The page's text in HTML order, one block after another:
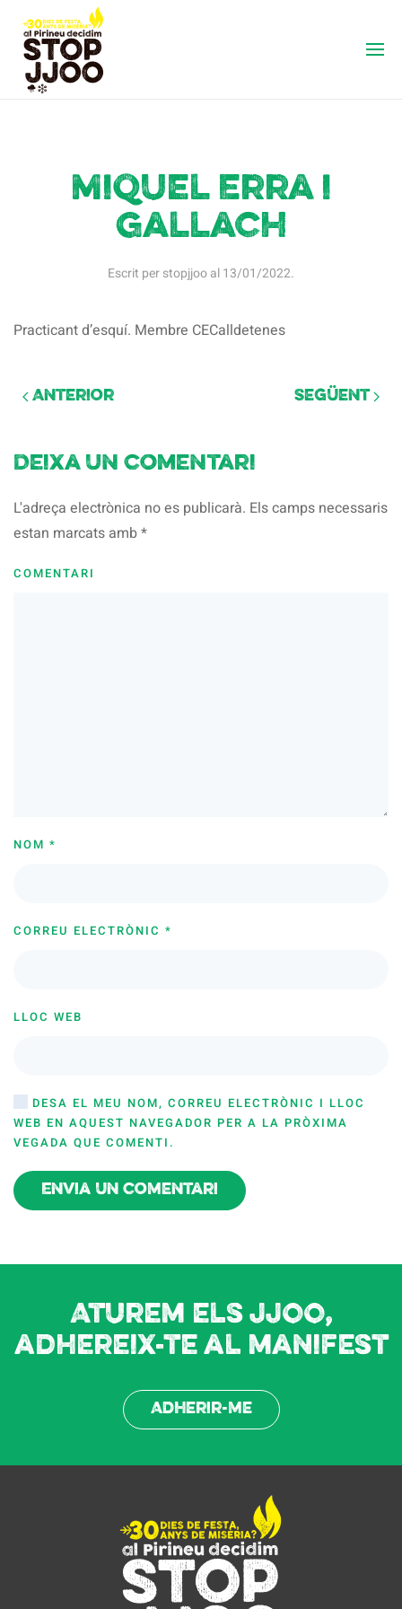
Miquel Erra i
Gallach
Escrit perstopjjooal13/01/2022.
Practicant d’esquí. Membre CECalldetenes
Anterior Següent
Deixa un comentari
L'adreça electrònica no es publicarà. Els camps necessaris
estan marcats amb*
COMENTARI
NOM *
CORREU ELECTRÒNIC *
LLOC WEB
DESA EL MEU NOM, CORREU ELECTRÒNIC I LLOC
WEB EN AQUEST NAVEGADOR PER A LA PRÒXIMA
VEGADA QUE COMENTI.
Envia un comentari
Aturem els JJOO,
adhereix-te al manifest
Adherir-me